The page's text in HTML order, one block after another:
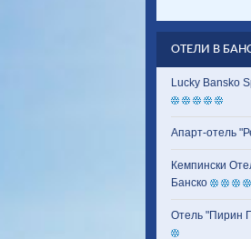
ОТЕЛИ В
Lucky Bansko
Апарт-отель
Кемпински
Банско
Отель "Пирин